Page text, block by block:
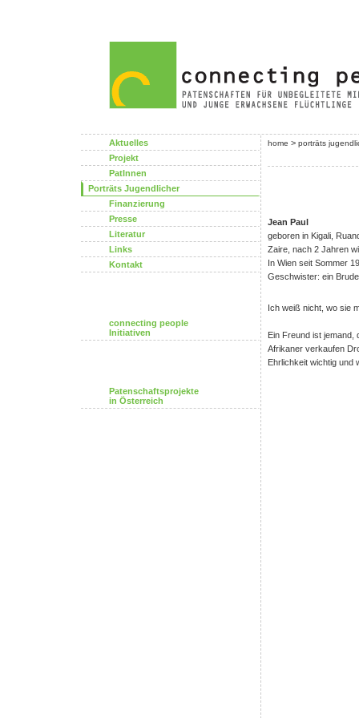
Aktuelles
Projekt
PatInnen
Porträts Jugendlicher
Finanzierung
Presse
Literatur
Links
Kontakt
connecting people
Initiativen
Patenschaftsprojekte
in Österreich
home > porträts
Jean Paul
geboren in Kigali,
Zaire, nach 2 Jahren
In Wien seit Sommer
Geschwister: ein
Ich weiß nicht, wo sie
Ein Freund ist jemand,
Afrikaner verkaufen
Ehrlichkeit wichtig und